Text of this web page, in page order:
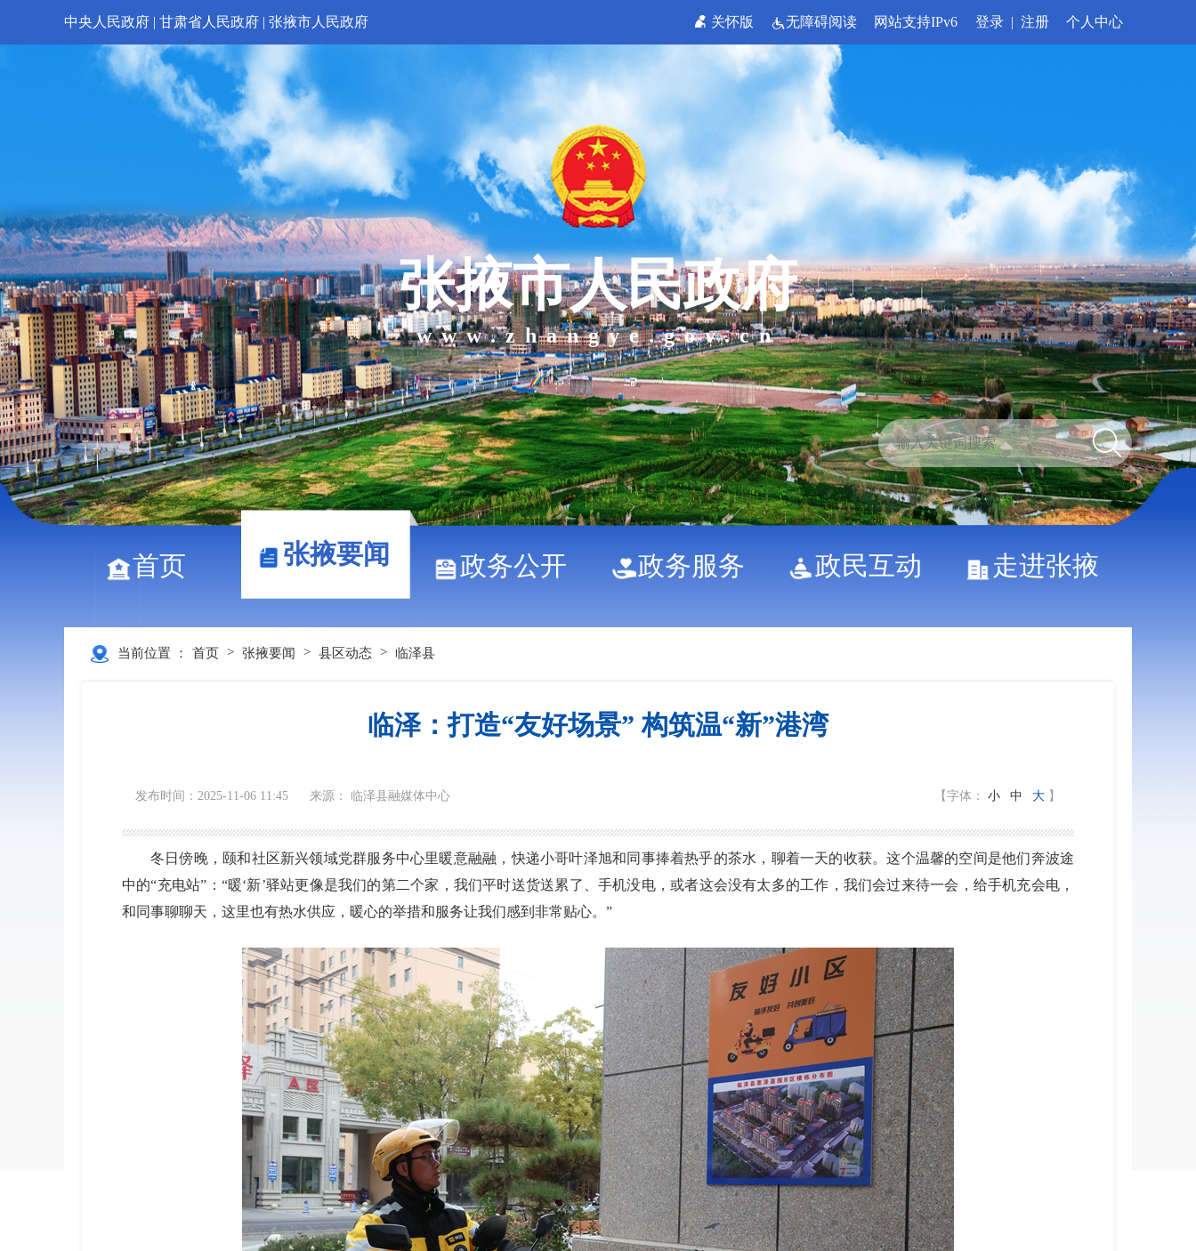
中央人民政府 | 甘肃省人民政府 | 张掖市人民政府 关怀版 无障碍阅读 网站支持IPv6 登录 | 注册 个人中心
张掖市人民政府
www.zhangye.gov.cn
首页 张掖要闻 政务公开 政务服务 政民互动 走进张掖
当前位置 ： 首页 > 张掖要闻 > 县区动态 > 临泽县
临泽：打造“友好场景” 构筑温“新”港湾
发布时间：2025-11-06 11:45 来源： 临泽县融媒体中心 【字体： 小 中 大 】
冬日傍晚，颐和社区新兴领域党群服务中心里暖意融融，快递小哥叶泽旭和同事捧着热乎的茶水，聊着一天的收获。这个温馨的空间是他们奔波途
中的“充电站”： “暖‘新’驿站更像是我们的第二个家，我们平时送货送累了 、手机没电，或者这会没有太多的工作，我们会过来待一会，给手机充会电，
和同事聊聊天，这里也有热水供应，暖心的举措和服务让我们感到非常贴心。 ”